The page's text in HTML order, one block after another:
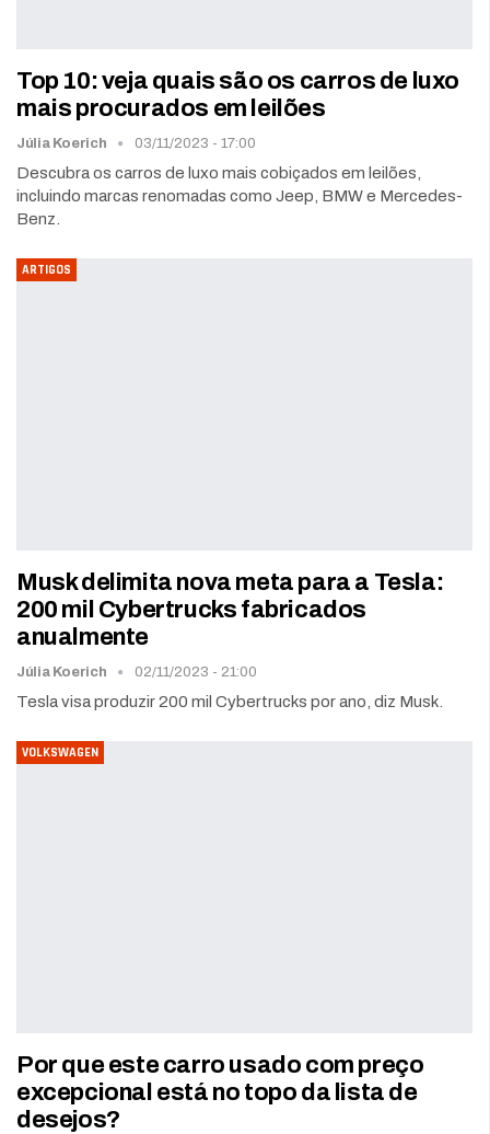
Top 10: veja quais são os carros de luxo
mais procurados em leilões
Júlia Koerich 03/11/2023 - 17:00
Descubra os carros de luxo mais cobiçados em leilões,
incluindo marcas renomadas como Jeep, BMW e Mercedes-
Benz.
ARTIGOS
Musk delimita nova meta para a Tesla:
200 mil Cybertrucks fabricados
anualmente
Júlia Koerich 02/11/2023 - 21:00
Tesla visa produzir 200 mil Cybertrucks por ano, diz Musk.
VOLKSWAGEN
Por que este carro usado com preço
excepcional está no topo da lista de
desejos?